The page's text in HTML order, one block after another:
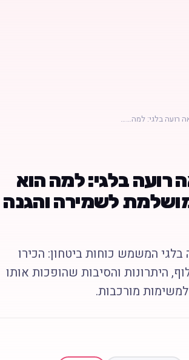
רועה בלגי: למה……
רועה בלגי: למה הוא
לשמירה והגנה
המשמש כוחות ביטחון: הכירו
היתרונות והסיבות שהופכות אותו
מורכבות.